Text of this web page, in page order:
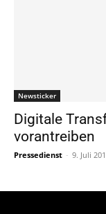
Newsticker
Digitale
vorantreiben
Pressedienst - 9. Juli